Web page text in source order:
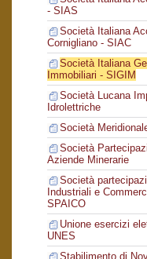
- SIAS
Società Italiana
Cornigliano - SIAC
Società Italiana
Immobiliari - SIGIM
Società Lucana
Idrolettriche
Società
Società
Aziende Minerarie
Società
Industriali e
SPAICO
Unione esercizi
UNES
Stabilimento di